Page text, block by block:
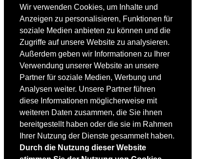
Wir verwenden Cookies, um Inhalte und
Anzeigen zu personalisieren, Funktionen für
soziale Medien anbieten zu können und die
Zugriffe auf unsere Website zu analysieren.
Außerdem geben wir Informationen zu Ihrer
Verwendung unserer Website an unsere
Partner für soziale Medien, Werbung und
Analysen weiter. Unsere Partner führen
diese Informationen möglicherweise mit
weiteren Daten zusammen, die Sie ihnen
bereitgestellt haben oder die sie im Rahmen
Ihrer Nutzung der Dienste gesammelt haben.
Durch die Nutzung dieser Website
FAHRTECHNIK
Fortgeschrittene
Lehrplan
Videoanalyse
SKI
SKITEST
Ski-FAQ
Tipps Ski-Kauf
Ski-Typen
Skishops
EQUIPMENT
Skibekleidung
Skischuhe
Bootfitting